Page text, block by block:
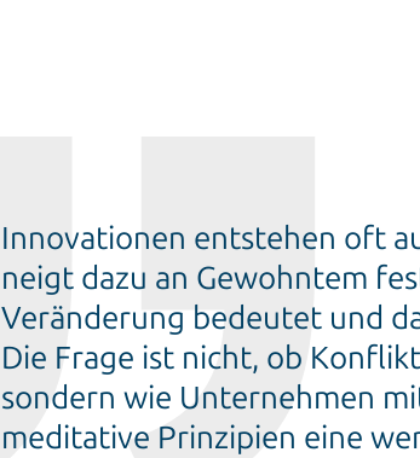
Innovationen entstehen oft
neigt dazu an Gewohntem
Veränderung bedeutet und
Die Frage ist nicht, ob
sondern wie Unternehmen
meditative Prinzipien eine